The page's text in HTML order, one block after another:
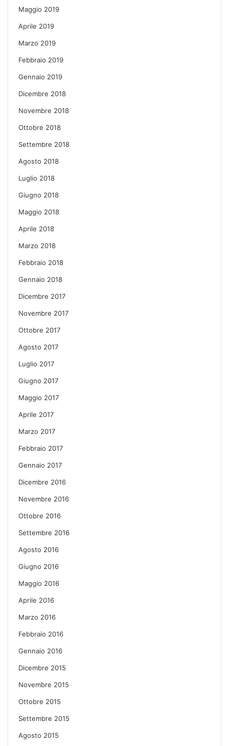
Maggio 2019
Aprile 2019
Marzo 2019
Febbraio 2019
Gennaio 2019
Dicembre 2018
Novembre 2018
Ottobre 2018
Settembre 2018
Agosto 2018
Luglio 2018
Giugno 2018
Maggio 2018
Aprile 2018
Marzo 2018
Febbraio 2018
Gennaio 2018
Dicembre 2017
Novembre 2017
Ottobre 2017
Agosto 2017
Luglio 2017
Giugno 2017
Maggio 2017
Aprile 2017
Marzo 2017
Febbraio 2017
Gennaio 2017
Dicembre 2016
Novembre 2016
Ottobre 2016
Settembre 2016
Agosto 2016
Giugno 2016
Maggio 2016
Aprile 2016
Marzo 2016
Febbraio 2016
Gennaio 2016
Dicembre 2015
Novembre 2015
Ottobre 2015
Settembre 2015
Agosto 2015